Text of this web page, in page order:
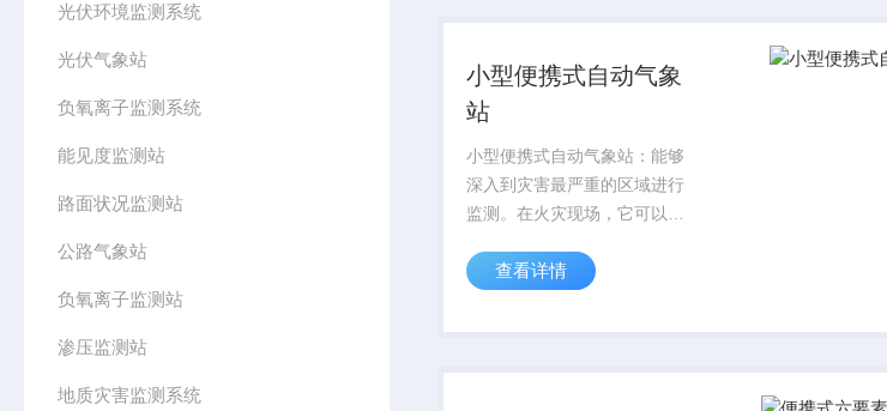
光伏环境监测系统
光伏气象站
负氧离子监测系统
能见度监测站
路面状况监测站
公路气象站
负氧离子监测站
渗压监测站
地质灾害监测系统
小型便携式自动气象
站
小型便携式自动气象站：能够
深入到灾害最严重的区域进行
监测。在火灾现场，它可以被
度、风速、风向等关键气象要
查看详情